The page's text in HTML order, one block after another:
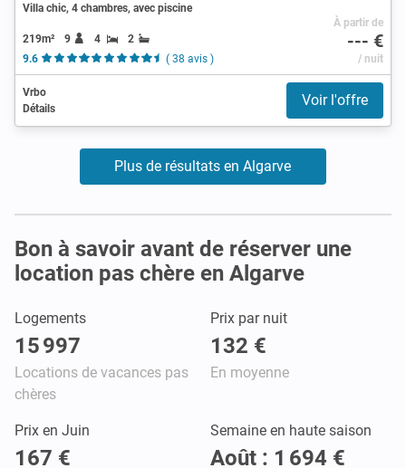
Villa chic, 4 chambres, avec piscine
219m² 9 4
2
9.6
( 38 avis )
À partir de
--- €
/ nuit
Vrbo
Détails
Voir l'offre
Plus de résultats en Algarve
Bon à savoir avant de réserver une
location pas chère en Algarve
Logements
15 997
Locations de vacances pas
chères
Prix par nuit
132 €
En moyenne
Prix en Juin
167 €
Semaine en haute saison
Août : 1 694 €